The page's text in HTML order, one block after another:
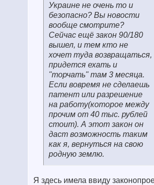
Украине не очень то и
безопасно? Вы новости
вообще смотрите?
Сейчас ещё закон 90/180
вышел, и тем кто не
хочет туда возвращаться,
придется ехать и
"торчать" там 3 месяца.
Если вовремя не сделаешь
патент или разрешение
на работу(которое между
прочим от 40 тыс. рублей
стоит). А этот закон он
даст возможность таким
как я, вернуться на свою
родную землю.
Я здесь имела ввиду